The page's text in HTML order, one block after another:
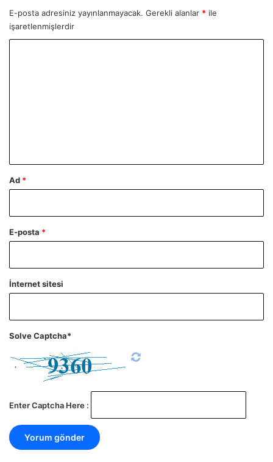
E-posta adresiniz yayınlanmayacak. Gerekli alanlar * ile
işaretlenmişlerdir
Ad *
E-posta *
İnternet sitesi
Solve Captcha*
Enter Captcha Here :